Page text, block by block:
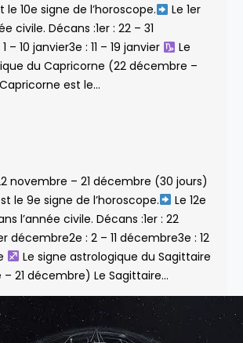
10e signe de l’horoscope.
Le 1er
civile. Décans :1er : 22 – 31
– 10 janvier3e : 11 – 19 janvier
Le
du Capricorne (22 décembre –
est le…
novembre – 21 décembre (30 jours)
le 9e signe de l’horoscope.
Le 12e
l’année civile. Décans :1er : 22
décembre2e : 2 – 11 décembre3e : 12
Le signe astrologique du Sagittaire
21 décembre) Le Sagittaire…